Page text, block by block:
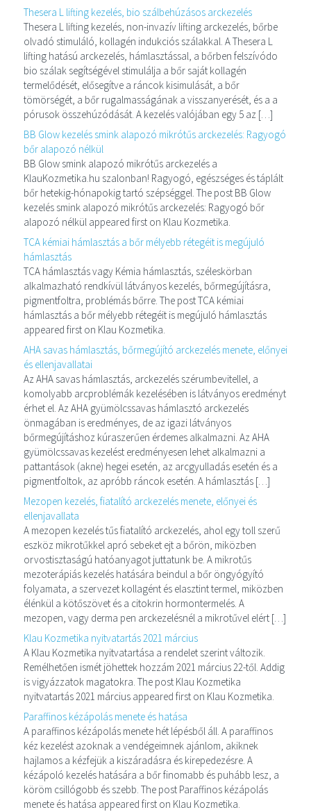
Thesera L lifting kezelés, bio szálbehúzásos arckezelés
Thesera L lifting kezelés, non-invazív lifting arckezelés, bőrbe
olvadó stimuláló, kollagén indukciós szálakkal. A Thesera L
lifting hatású arckezelés, hámlasztással, a bőrben felszívódo
bio szálak segítségével stimulálja a bőr saját kollagén
termelődését, elősegítve a ráncok kisimulását, a bőr
tömörségét, a bőr rugalmasságának a visszanyerését, és a a
pórusok összehúzódását. A kezelés valójában egy 5 az […]
BB Glow kezelés smink alapozó mikrótűs arckezelés: Ragyogó
bőr alapozó nélkül
BB Glow smink alapozó mikrótűs arckezelés a
KlauKozmetika.hu szalonban! Ragyogó, egészséges és táplált
bőr hetekig-hónapokig tartó szépséggel. The post BB Glow
kezelés smink alapozó mikrótűs arckezelés: Ragyogó bőr
alapozó nélkül appeared first on Klau Kozmetika.
TCA kémiai hámlasztás a bőr mélyebb rétegéit is megújuló
hámlasztás
TCA hámlasztás vagy Kémia hámlasztás, széleskörban
alkalmazható rendkívül látványos kezelés, bőrmegújításra,
pigmentfoltra, problémás bőrre. The post TCA kémiai
hámlasztás a bőr mélyebb rétegéit is megújuló hámlasztás
appeared first on Klau Kozmetika.
AHA savas hámlasztás, bőrmegújító arckezelés menete, előnyei
és ellenjavallatai
Az AHA savas hámlasztás, arckezelés szérumbevitellel, a
komolyabb arcproblémák kezelésében is látványos eredményt
érhet el. Az AHA gyümölcssavas hámlasztó arckezelés
önmagában is eredményes, de az igazi látványos
bőrmegújításhoz kúraszerűen érdemes alkalmazni. Az AHA
gyümölcssavas kezelést eredményesen lehet alkalmazni a
pattantások (akne) hegei esetén, az arcgyulladás esetén és a
pigmentfoltok, az apróbb ráncok esetén. A hámlasztás […]
Mezopen kezelés, fiatalító arckezelés menete, előnyei és
ellenjavallata
A mezopen kezelés tűs fiatalító arckezelés, ahol egy toll szerű
eszköz mikrotűkkel apró sebeket ejt a bőrön, miközben
orvostisztaságú hatóanyagot juttatunk be. A mikrotűs
mezoterápiás kezelés hatására beindul a bőr öngyógyító
folyamata, a szervezet kollagént és elasztint termel, miközben
élénkül a kötőszövet és a citokrin hormontermelés. A
mezopen, vagy derma pen arckezelésnél a mikrotűvel elért […]
Klau Kozmetika nyitvatartás 2021 március
A Klau Kozmetika nyitvatartása a rendelet szerint változik.
Remélhetően ismét jöhettek hozzám 2021 március 22-től. Addig
is vigyázzatok magatokra. The post Klau Kozmetika
nyitvatartás 2021 március appeared first on Klau Kozmetika.
Paraffinos kézápolás menete és hatása
A paraffinos kézápolás menete hét lépésből áll. A paraffinos
kéz kezelést azoknak a vendégeimnek ajánlom, akiknek
hajlamos a kézfejük a kiszáradásra és kirepedezésre. A
kézápoló kezelés hatására a bőr finomabb és puhább lesz, a
köröm csillógobb és szebb. The post Paraffinos kézápolás
menete és hatása appeared first on Klau Kozmetika.